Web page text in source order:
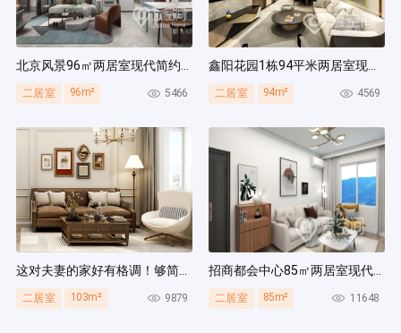
北京风景96㎡两居室现代简约风装修案例
二居室 96m² 5466
鑫阳花园1栋94平米两居室现代简约风装修案例
二居室 94m² 4569
这对夫妻的家好有格调！够简洁还复古，好打扫卫生太贴心~
二居室 103m² 9879
招商都会中心85㎡两居室现代简约风装修案例
二居室 85m² 11648